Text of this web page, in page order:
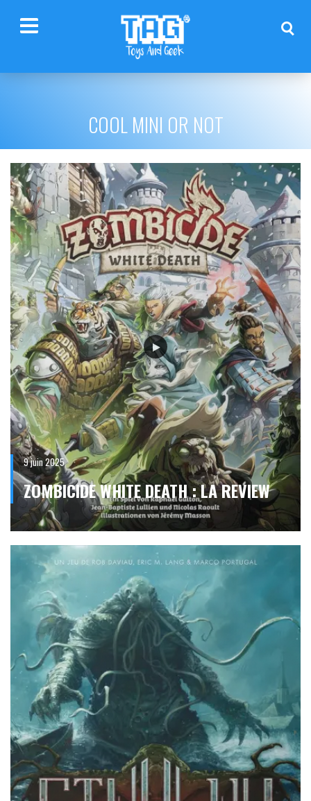
COOL MINI OR NOT
9 juin 2025
ZOMBICIDE WHITE DEATH : LA REVIEW